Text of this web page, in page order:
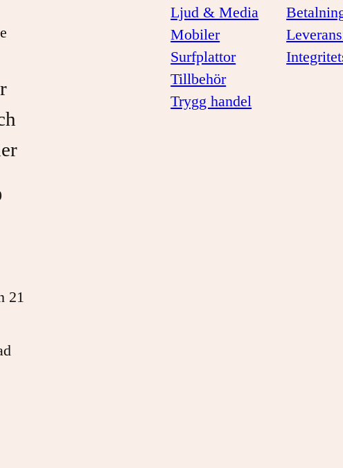
21
Ljud & Media
Mobiler
Surfplattor
Tillbehör
Trygg handel